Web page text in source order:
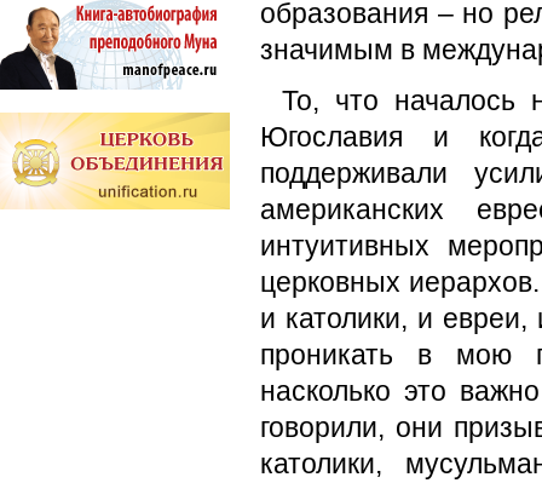
образования – но
значимым в
То, что началось
Югославия и
поддерживали
американских
интуитивных
церковных
и католики, и
проникать в мою
насколько это
говорили, они
католики,